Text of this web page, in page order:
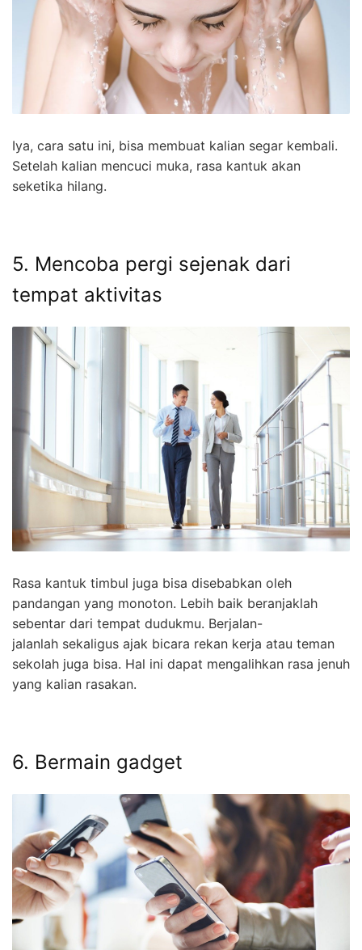
Iya, cara satu ini, bisa membuat kalian segar kembali.
Setelah kalian mencuci muka, rasa kantuk akan
seketika hilang.
5. Mencoba pergi sejenak dari
tempat aktivitas
Rasa kantuk timbul juga bisa disebabkan oleh
pandangan yang monoton. Lebih baik beranjaklah
sebentar dari tempat dudukmu. Berjalan-
jalanlah sekaligus ajak bicara rekan kerja atau teman
sekolah juga bisa. Hal ini dapat mengalihkan rasa jenuh
yang kalian rasakan.
6. Bermain gadget